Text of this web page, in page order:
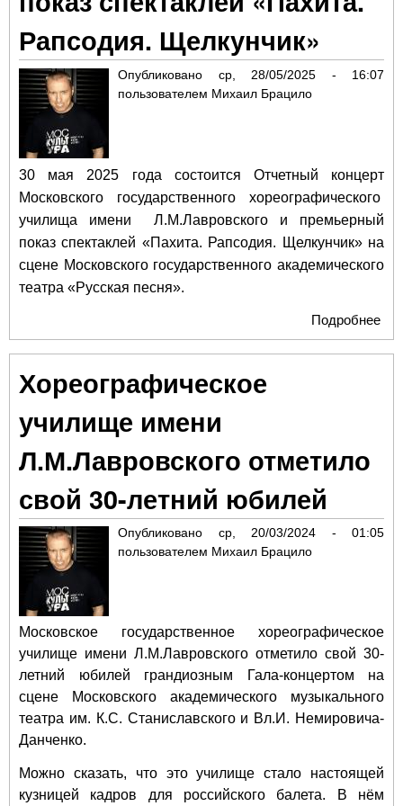
Рапсодия. Щелкунчик»
Опубликовано ср, 28/05/2025 - 16:07
пользователем Михаил Брацило
30 мая 2025 года состоится Отчетный концерт
Московского государственного хореографического
училища имени Л.М.Лавровского и премьерный
показ спектаклей «Пахита. Рапсодия. Щелкунчик» на
сцене Московского государственного академического
театра «Русская песня».
Подробнее
Хореографическое
училище имени
Л.М.Лавровского отметило
свой 30-летний юбилей
Опубликовано ср, 20/03/2024 - 01:05
пользователем Михаил Брацило
Московское государственное хореографическое
училище имени Л.М.Лавровского отметило свой 30-
летний юбилей грандиозным Гала-концертом на
сцене Московского академического музыкального
театра им. К.С. Станиславского и Вл.И. Немировича-
Данченко.
Можно сказать, что это училище стало настоящей
кузницей кадров для российского балета. В нём